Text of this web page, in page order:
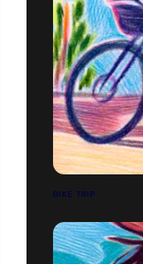
BIKE TRIP